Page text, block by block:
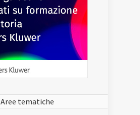
Aree tematiche